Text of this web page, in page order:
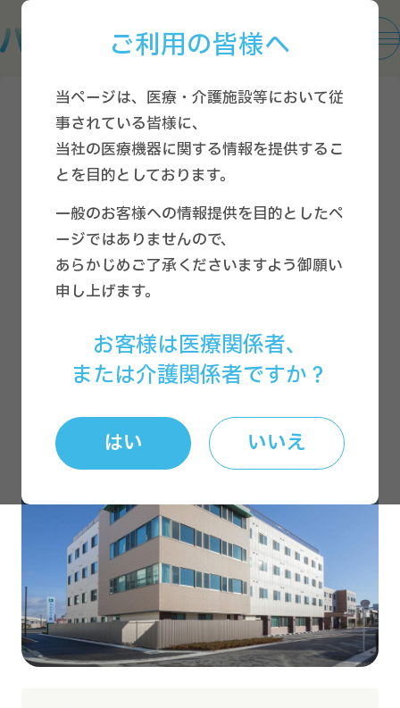
ご利用の皆様へ
当ページは、医療・介護施設等において従
事されている皆様に、
当社の医療機器に関する情報を提供するこ
とを目的としております。
一般のお客様への情報提供を目的としたペ
ージではありませんので、
あらかじめご了承くださいますよう御願い
申し上げます。
お客様は医療関係者、
または介護関係者ですか？
はい いいえ
導入活用事例
睡眠日誌の活用で夜勤帯の巡視回
数が平均6回→3.2回に！見守り支援
システム導入で他施設との差別化
も実現
#インタビュー #有料老人ホーム